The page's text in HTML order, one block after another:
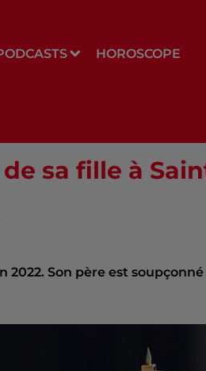
HOROSCOPE
sa fille à
Son père est soupçonné